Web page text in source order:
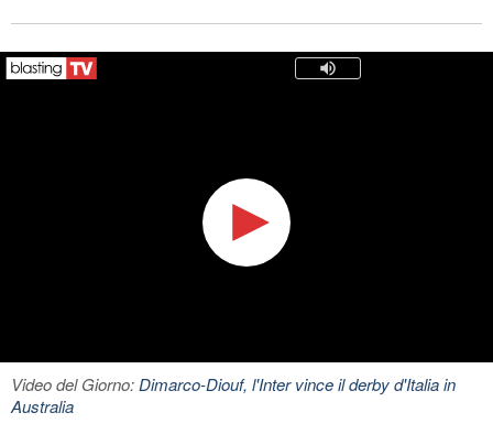
Video del Giorno:Dimarco-Diouf, l'Inter vince il derby d'Italia in
Australia